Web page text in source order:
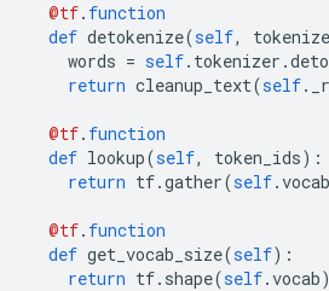
@tf. function
def detokenize(self,
words = self. tokenizer .
return cleanup_text(self.
@tf. function
def lookup(self, token_ids):
return tf.gather(self.vocab
@tf. function
def get_vocab_size(self):
return tf. shape(self.vocab